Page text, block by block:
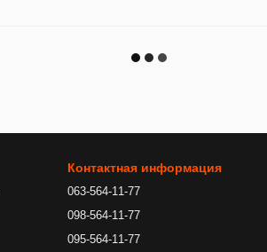
Контактная информация
063-564-11-77
098-564-11-77
095-564-11-77